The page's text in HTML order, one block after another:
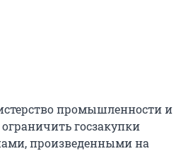
промышленности и
госзакупки
произведенными на